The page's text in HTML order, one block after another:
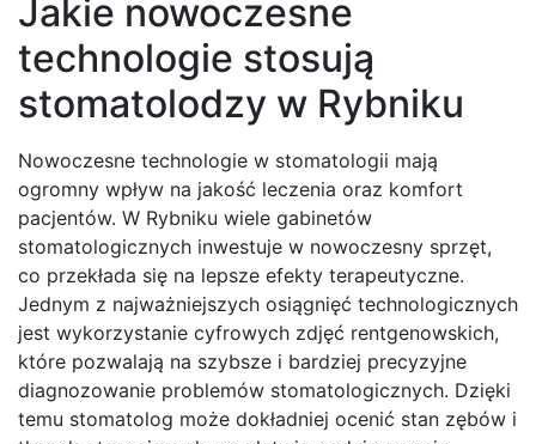
Jakie nowoczesne
technologie stosują
stomatolodzy w Rybniku
Nowoczesne technologie w stomatologii mają
ogromny wpływ na jakość leczenia oraz komfort
pacjentów. W Rybniku wiele gabinetów
stomatologicznych inwestuje w nowoczesny sprzęt,
co przekłada się na lepsze efekty terapeutyczne.
Jednym z najważniejszych osiągnięć technologicznych
jest wykorzystanie cyfrowych zdjęć rentgenowskich,
które pozwalają na szybsze i bardziej precyzyjne
diagnozowanie problemów stomatologicznych. Dzięki
temu stomatolog może dokładniej ocenić stan zębów i